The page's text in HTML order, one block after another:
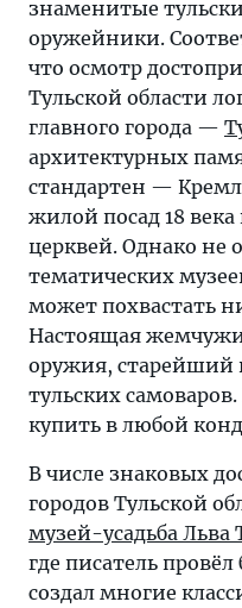
знаменитые
оружейники.
что осмотр
Тульской области
главного города —
архитектурных
стандартен —
жилой посад 18
церквей. Однако не
тематических
может похвастать
Настоящая
оружия, старейший
тульских
купить в любой
В числе знаковых
городов Тульской
музей-усадьба Льва
где писатель
создал многие